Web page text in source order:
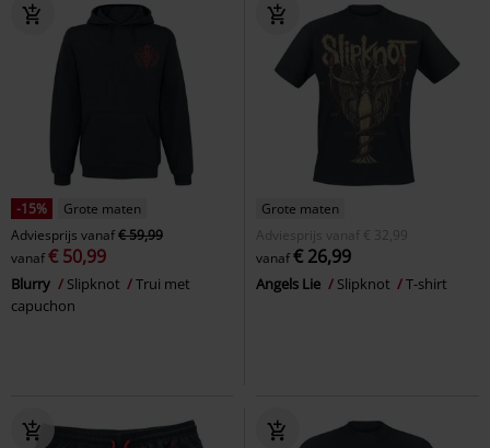
-15%
Grote maten
Adviesprijs vanaf€ 59,99
vanaf€ 50,99
Blurry Slipknot
Trui met
capuchon
Grote maten
Adviesprijs
vanaf € 32,99
vanaf€ 26,99
Angels Lie Slipknot T-shirt